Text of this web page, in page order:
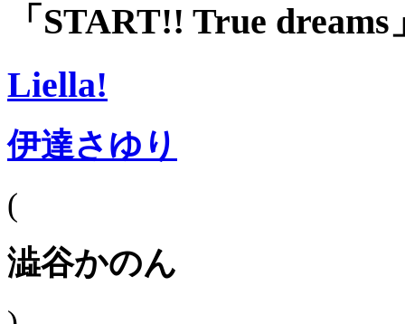
「START!! True dreams
Liella!
伊達さゆり
(
澁谷かのん